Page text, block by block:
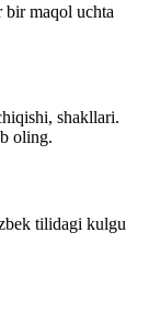
maqol uchta
shakllari.
oling.
tilidagi kulgu